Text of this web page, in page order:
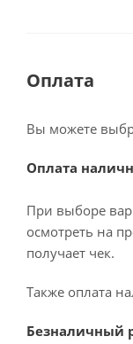
Оплата
Вы можете
Оплата
При выборе
осмотреть на
получает чек.
Также оплата
Безналичный